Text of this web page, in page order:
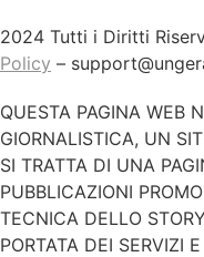
2024 Tutti i Diritti
Policy –
QUESTA PAGINA WEB
GIORNALISTICA, UN
SI TRATTA DI UNA
PUBBLICAZIONI
TECNICA DELLO
PORTATA DEI SERVIZI